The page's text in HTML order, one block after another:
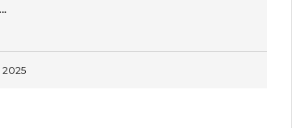
2025
Polityką prywatności